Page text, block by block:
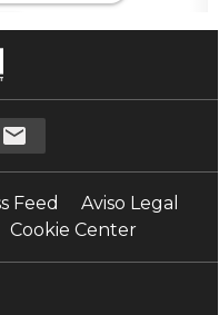
IA
operadoras
Feed
Aviso Legal
Cookie Center